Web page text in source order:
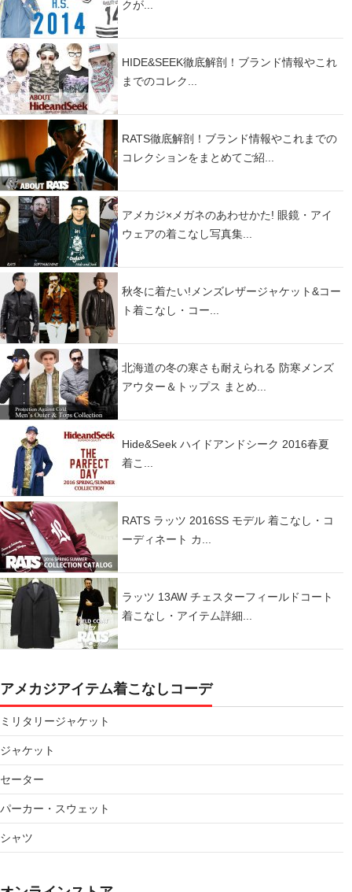
クが...
HIDE&SEEK徹底解剖！ブランド情報やこれ
までのコレク...
RATS徹底解剖！ブランド情報やこれまでの
コレクションをまとめてご紹...
アメカジ×メガネのあわせかた! 眼鏡・アイ
ウェアの着こなし写真集...
秋冬に着たい!メンズレザージャケット&コー
ト着こなし・コー...
北海道の冬の寒さも耐えられる 防寒メンズ
アウター＆トップス まとめ...
Hide&Seek ハイドアンドシーク 2016春夏
着こ...
RATS ラッツ 2016SS モデル 着こなし・コ
ーディネート カ...
ラッツ 13AW チェスターフィールドコート
着こなし・アイテム詳細...
アメカジアイテム着こなしコーデ
ミリタリージャケット
ジャケット
セーター
パーカー・スウェット
シャツ